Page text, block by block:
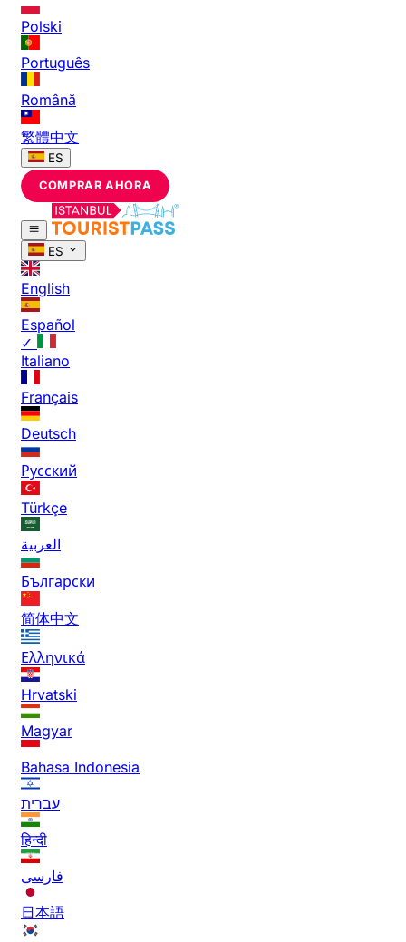
Polski
Português
Română
繁體中文
ES
COMPRAR AHORA
ES
English
Español
✓
Italiano
Français
Deutsch
Русский
Türkçe
العربية
Български
简体中文
Ελληνικά
Hrvatski
Magyar
Bahasa Indonesia
עברית
हिन्दी
فارسی
日本語